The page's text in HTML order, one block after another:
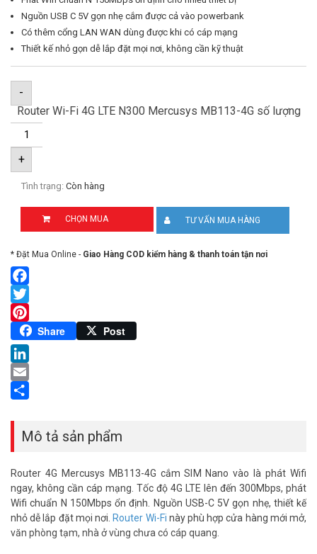
Nguồn USB C 5V gọn nhẹ cắm được cả vào powerbank
Có thêm cổng LAN WAN dùng được khi có cáp mạng
Thiết kế nhỏ gọn dễ lắp đặt mọi nơi, không cần kỹ thuật
-
Router Wi-Fi 4G LTE N300 Mercusys MB113-4G số lượng
+
Tình trạng: Còn hàng
CHỌN MUA TƯ VẤN MUA HÀNG
* Đặt Mua Online - Giao Hàng COD kiểm hàng & thanh toán tận nơi
Facebook
Twitter
Pinterest
Share Post
LinkedIn
Email
Mô tả sản phẩm
Router 4G Mercusys MB113-4G cắm SIM Nano vào là phát Wifi
ngay, không cần cáp mạng. Tốc độ 4G LTE lên đến 300Mbps, phát
Wifi chuẩn N 150Mbps ổn định. Nguồn USB-C 5V gọn nhẹ, thiết kế
nhỏ dễ lắp đặt mọi nơi. Router Wi-Fi này phù hợp cửa hàng mới mở,
văn phòng tạm, nhà ở vùng chưa có cáp quang.